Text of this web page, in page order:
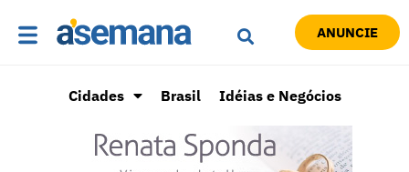
ANUNCIE
Cidades Brasil Idéias e Negócios